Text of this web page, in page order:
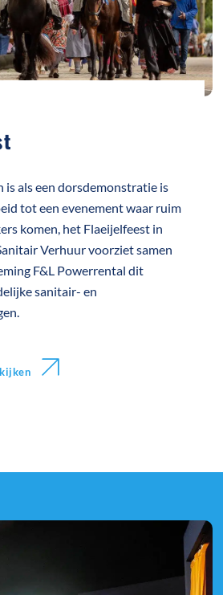
is als een dorsdemonstratie is
tot een evenement waar ruim
komen, het Flaeijelfeest in
Verhuur voorziet samen
F&L Powerrental dit
sanitair- en